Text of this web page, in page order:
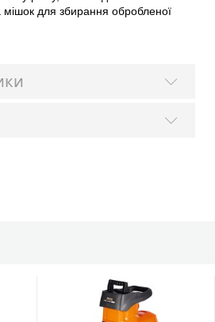
мішок для збирання обробленої